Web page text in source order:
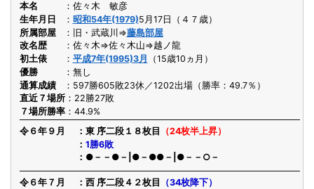
本名
佐々木 敏彦
生年月日
昭和54年(1979)5月17日（４７歳）
所属部屋
旧・武蔵川⇒藤島部屋
改名歴
佐々木⇒佐々木山⇒越ノ龍
初土俵
平成7年(1995)3月
（15歳10ヵ月）
優勝
無し
通算成績
597勝605敗23休／1202出場（勝率：49.7％）
直近７場所
22勝27敗
７場所勝率
44.9%
令６年９月
東 序二段１８枚目
（24枚半上昇）
1勝6敗
●－－●－|●－●●－|●－－○－
令６年７月 西 序二段４２枚目
（34枚降下）